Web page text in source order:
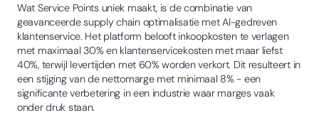
Wat Service Points uniek maakt, is de combinatie van
geavanceerde supply chain optimalisatie met AI-gedreven
klantenservice. Het platform belooft inkoopkosten te verlagen
met maximaal 30% en klantenservicekosten met maar liefst
40%, terwijl levertijden met 60% worden verkort. Dit resulteert in
een stijging van de nettomarge met minimaal 8% - een
significante verbetering in een industrie waar marges vaak
onder druk staan.